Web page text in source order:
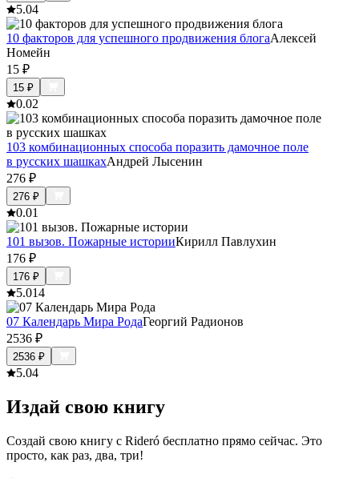
5.04
10 факторов для успешного продвижения блогаАлексей
Номейн
15 ₽
15 ₽
0.02
103 комбинационных способа поразить дамочное поле
в русских шашкахАндрей Лысенин
276 ₽
276 ₽
0.01
101 вызов. Пожарные историиКирилл Павлухин
176 ₽
176 ₽
5.014
07 Календарь Мира РодаГеоргий Радионов
2536 ₽
2536 ₽
5.04
Издай свою книгу
Создай свою книгу с Rideró бесплатно прямо сейчас. Это
просто, как раз, два, три!